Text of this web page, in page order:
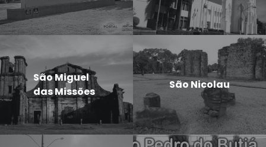
São Miguel
das Missões
São Nicolau